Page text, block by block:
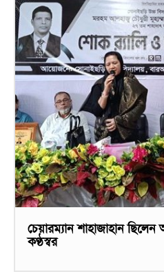
চেয়ারম্যান শাহাজাহান ছিলেন
কণ্ঠস্বর